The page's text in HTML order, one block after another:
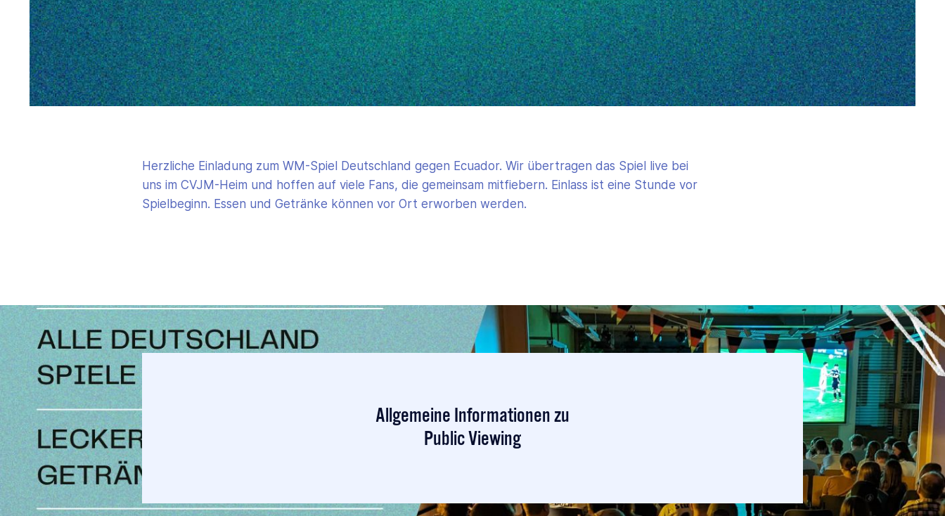
Herzliche Einladung zum WM-Spiel Deutschland gegen Ecuador. Wir übertragen das Spiel live bei
uns im CVJM-Heim und hoffen auf viele Fans, die gemeinsam mitfiebern. Einlass ist eine Stunde vor
Spielbeginn. Essen und Getränke können vor Ort erworben werden.
Allgemeine Informationen zu
Public Viewing